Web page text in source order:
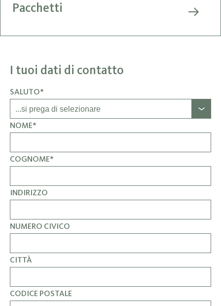
Pacchetti
I tuoi dati di contatto
SALUTO*
NOME*
COGNOME*
INDIRIZZO
NUMERO CIVICO
CITTÀ
CODICE POSTALE